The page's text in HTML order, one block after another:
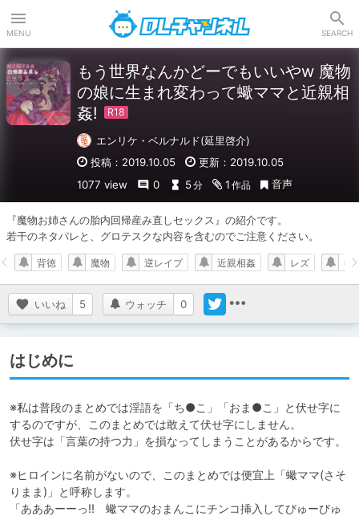
MENU SEARCH
もう世界なんかどーでもいいやw 魔物
の娘に生まれ変わって蠍ママと近親相
姦!
エンリケ・ベルナルド(延里啓介)
投稿：2019.10.05
更新：2019.10.05
1077 view
0 5分 1 作品 音声
『魔物お姉さんの胎内回帰産み直しセックス』の紹介です。
若干のネタバレと、グロテスクな内容を含むのでご注意ください。
いいね 5 ウォッチ 0
背徳 魔物 逆レイプ 近親相姦 レズ 年
はじめに
※私は普段のまとめでは淫語を「ち●こ」「おま●こ」と伏せ字に
するのですが、このまとめでは敢えて伏せ字にしません。
伏せ字は「言葉の持つ力」を損なってしまうことがあるからです。
※ヒロインに名前がないので、このまとめでは便宜上「蠍ママ(さそ
りまま)」と呼称します。
「あああーーっ!!　蠍ママのおまんこにチンコ挿入してびゅーびゅ